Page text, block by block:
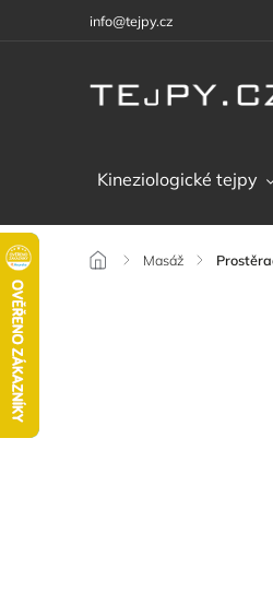
info@tejpy.cz
Kineziologické tejpy
/ Masáž /